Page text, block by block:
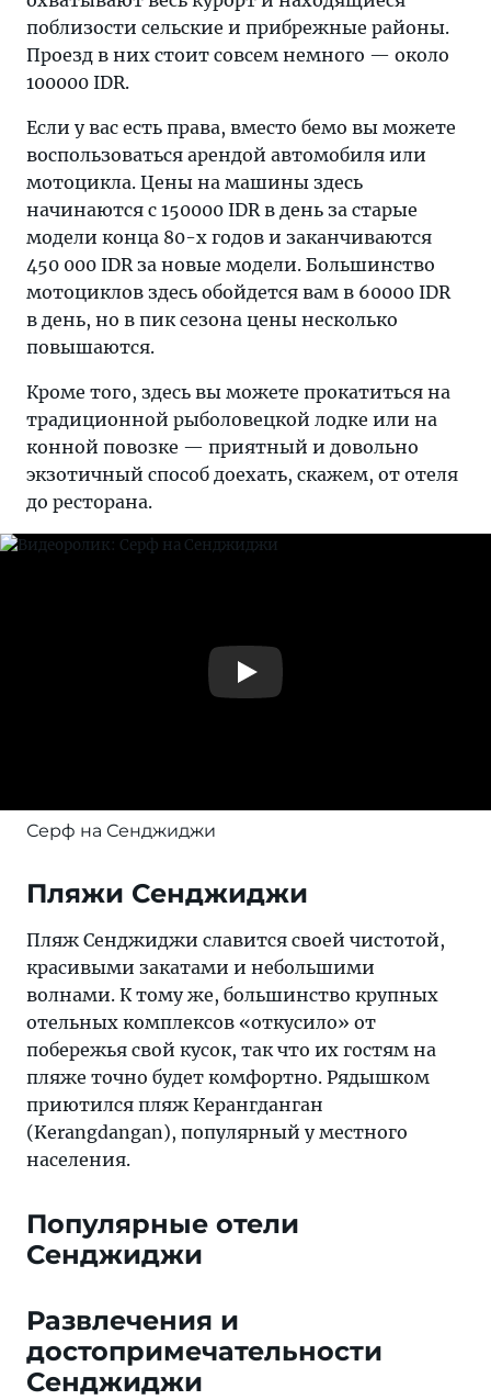
поблизости сельские и прибрежные районы.
Проезд в них стоит совсем немного — около
100000 IDR.
Если у вас есть права, вместо бемо вы можете
воспользоваться арендой автомобиля или
мотоцикла. Цены на машины здесь
начинаются с 150000 IDR в день за старые
модели конца 80-х годов и заканчиваются
450 000 IDR за новые модели. Большинство
мотоциклов здесь обойдется вам в 60000 IDR
в день, но в пик сезона цены несколько
повышаются.
Кроме того, здесь вы можете прокатиться на
традиционной рыболовецкой лодке или на
конной повозке — приятный и довольно
экзотичный способ доехать, скажем, от отеля
до ресторана.
Серф на Сенджиджи
Пляжи Сенджиджи
Пляж Сенджиджи славится своей чистотой,
красивыми закатами и небольшими
волнами. К тому же, большинство крупных
отельных комплексов «откусило» от
побережья свой кусок, так что их гостям на
пляже точно будет комфортно. Рядышком
приютился пляж Керангданган
(Kerangdangan), популярный у местного
населения.
Популярные отели
Сенджиджи
Развлечения и
достопримечательности
Сенджиджи